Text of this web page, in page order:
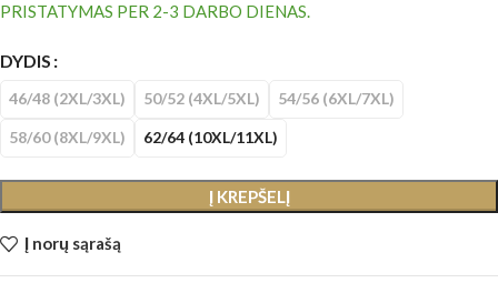
PRISTATYMAS PER 2-3 DARBO DIENAS.
DYDIS
46/48 (2XL/3XL) 50/52 (4XL/5XL) 54/56 (6XL/7XL)
58/60 (8XL/9XL) 62/64 (10XL/11XL)
Į KREPŠELĮ
Į norų sąrašą